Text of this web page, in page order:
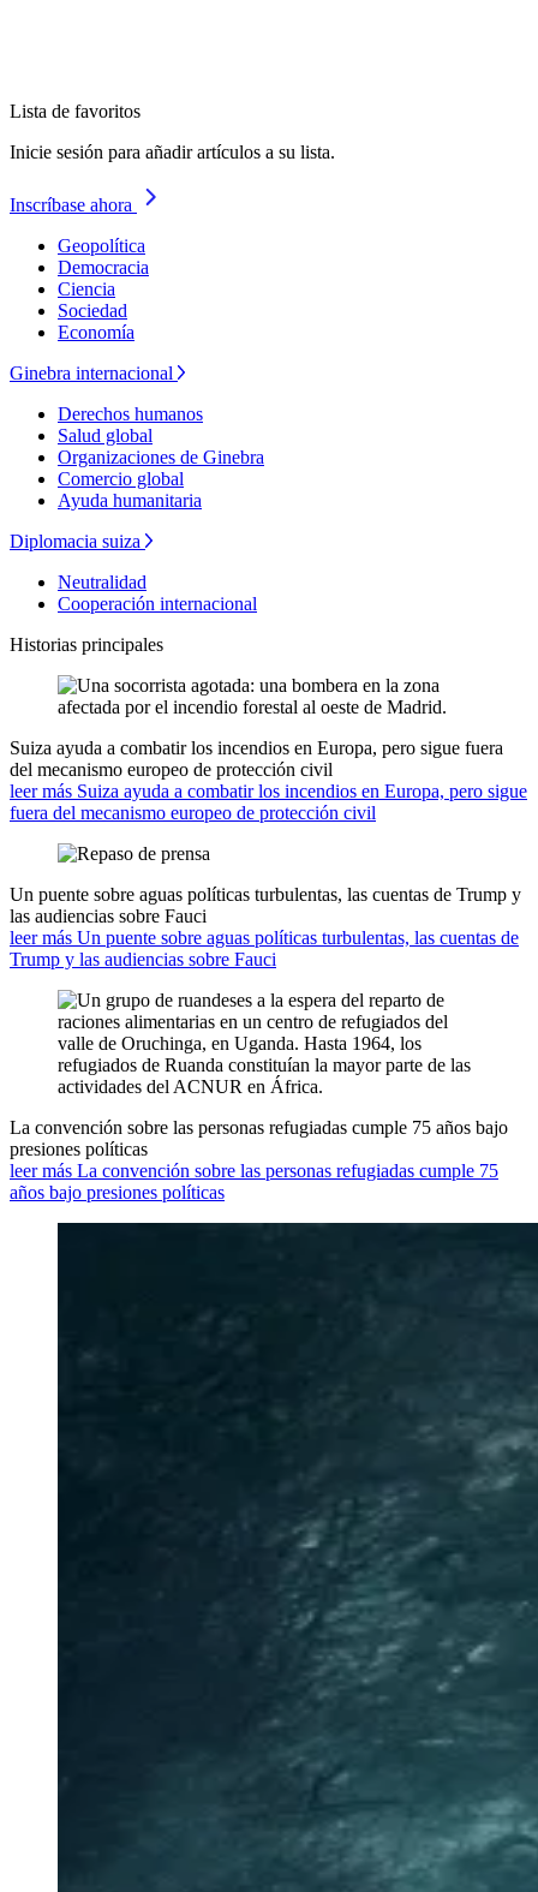
Lista de favoritos
Inicie sesión para añadir artículos a su lista.
Inscríbase ahora
Geopolítica
Democracia
Ciencia
Sociedad
Economía
Ginebra internacional
Derechos humanos
Salud global
Organizaciones de Ginebra
Comercio global
Ayuda humanitaria
Diplomacia suiza
Neutralidad
Cooperación internacional
Historias principales
Suiza ayuda a combatir los incendios en Europa, pero sigue fuera
del mecanismo europeo de protección civil
leer más Suiza ayuda a combatir los incendios en Europa, pero sigue
fuera del mecanismo europeo de protección civil
Un puente sobre aguas políticas turbulentas, las cuentas de Trump y
las audiencias sobre Fauci
leer más Un puente sobre aguas políticas turbulentas, las cuentas de
Trump y las audiencias sobre Fauci
La convención sobre las personas refugiadas cumple 75 años bajo
presiones políticas
leer más La convención sobre las personas refugiadas cumple 75
años bajo presiones políticas